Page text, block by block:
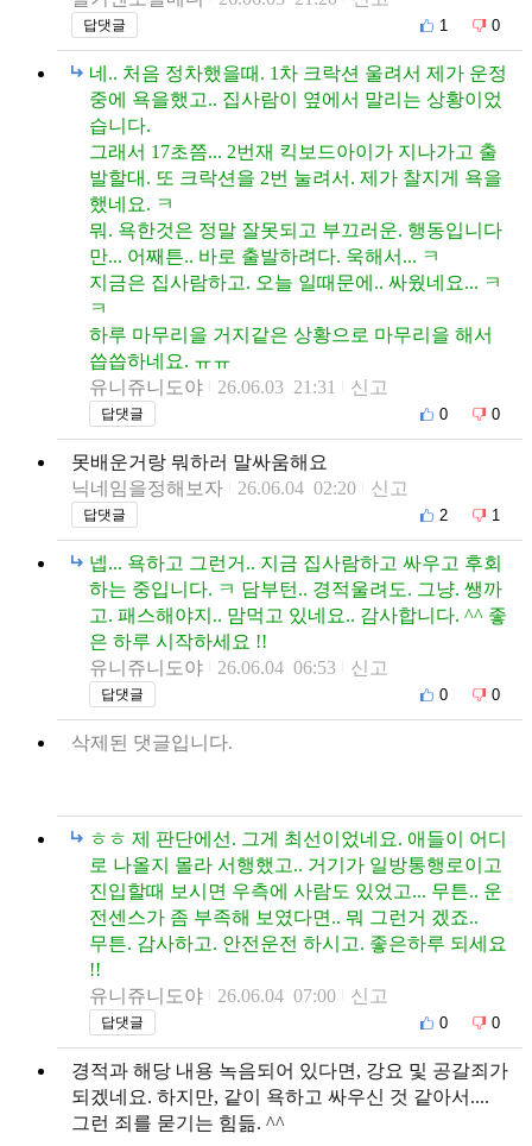
답댓글 1 0
네.. 처음 정차했을때. 1차 크락션 울려서 제가 운정
중에 욕을했고.. 집사람이 옆에서 말리는 상황이었
습니다.
그래서 17초쯤... 2번재 킥보드아이가 지나가고 출
발할대. 또 크락션을 2번 눌려서. 제가 찰지게 욕을
했네요. ㅋ
뭐. 욕한것은 정말 잘못되고 부끄러운. 행동입니다
만... 어째튼.. 바로 출발하려다. 욱해서... ㅋ
지금은 집사람하고. 오늘 일때문에.. 싸웠네요... ㅋ
ㅋ
하루 마무리을 거지같은 상황으로 마무리을 해서
씁씁하네요. ㅠㅠ
유니쥬니도야
26.06.03 21:31 신고
답댓글 0 0
못배운거랑 뭐하러 말싸움해요
닉네임을정해보자
26.06.04 02:20 신고
답댓글 2 1
넵... 욕하고 그런거.. 지금 집사람하고 싸우고 후회
하는 중입니다. ㅋ 담부턴.. 경적울려도. 그냥. 쌩까
고. 패스해야지.. 맘먹고 있네요.. 감사합니다. ^^ 좋
은 하루 시작하세요 !!
유니쥬니도야
26.06.04 06:53 신고
답댓글 0 0
삭제된 댓글입니다.
ㅎㅎ 제 판단에선. 그게 최선이었네요. 애들이 어디
로 나올지 몰라 서행했고.. 거기가 일방통행로이고
진입할때 보시면 우측에 사람도 있었고... 무튼.. 운
전센스가 좀 부족해 보였다면.. 뭐 그런거 겠죠..
무튼. 감사하고. 안전운전 하시고. 좋은하루 되세요
!!
유니쥬니도야
26.06.04 07:00 신고
답댓글 0 0
경적과 해당 내용 녹음되어 있다면, 강요 및 공갈죄가
되겠네요. 하지만, 같이 욕하고 싸우신 것 같아서....
그런 죄를 묻기는 힘듦. ^^